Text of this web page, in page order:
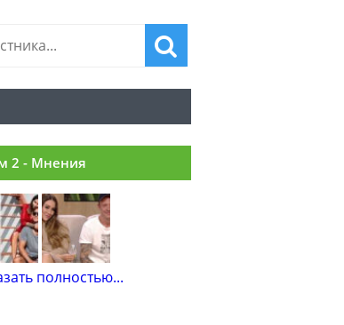
2 - Мнения
полностью...